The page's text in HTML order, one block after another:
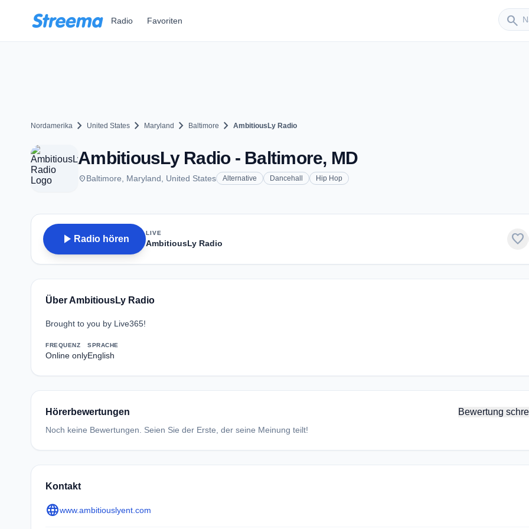
Radio Favoriten search
Nordamerika chevron_right United States chevron_right Maryland chevron_right Baltimore chevron_right AmbitiousLy Radio
AmbitiousLy Radio - Baltimore, MD
placeBaltimore, Maryland, United States Alternative Dancehall Hip Hop
play_arrow Radio hören
LIVE
AmbitiousLy Radio favorite
Über AmbitiousLy Radio
Brought to you by Live365!
FREQUENZ
Online only
SPRACHE
English
Hörerbewertungen Bewertung
Noch keine Bewertungen. Seien Sie der Erste, der seine Meinung teilt!
Kontakt
languagewww.ambitiouslyent.com